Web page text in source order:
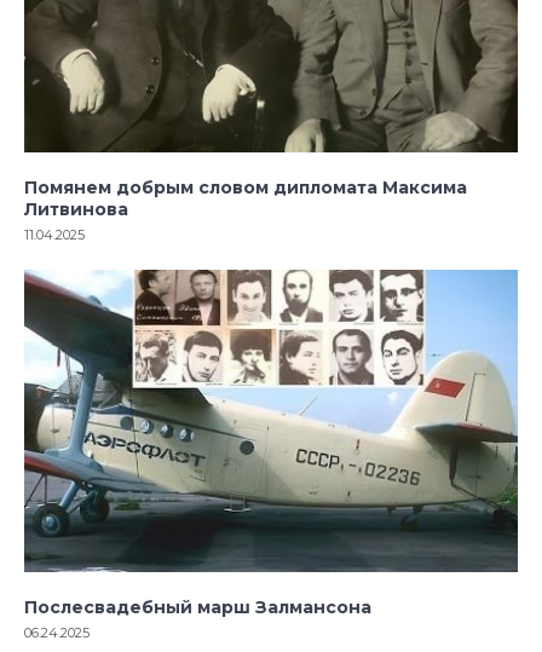
Помянем добрым словом дипломата Максима
Литвинова
11.04.2025
Послесвадебный марш Залмансона
06.24.2025